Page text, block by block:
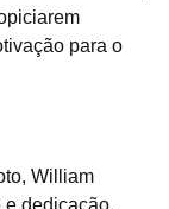
para o
William